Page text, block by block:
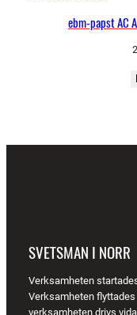
ebm-papst AC
SVETSMAN I NORR
Verksamheten
Verksamheten
verksamheten drivs